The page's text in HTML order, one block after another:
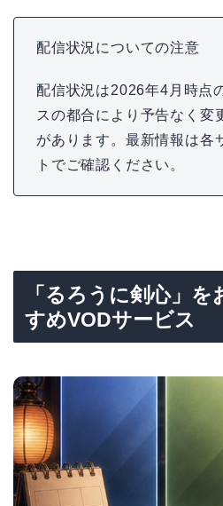
配信状況についての注意
配信状況は2026年4月時点
スの都合により予告なく変
があります。最新情報は各
トでご確認ください。
「るろうに剣心」
すめVODサービス